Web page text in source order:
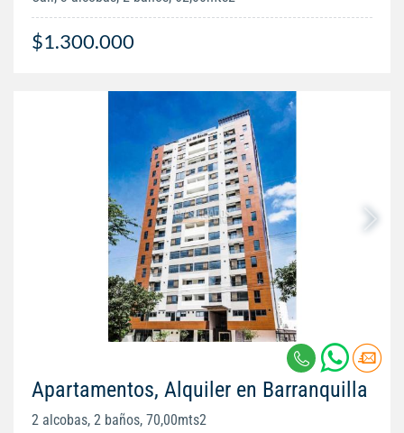
$1.300.000
Apartamentos, Alquiler en Barranquilla
2 alcobas, 2 baños, 70,00mts2